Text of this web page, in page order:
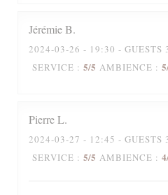
JérémieB
2024-03-26 - 19:30 - GUESTS
SERVICE : 5/5 AMBIENCE : 5
PierreL
2024-03-27 - 12:45 - GUESTS
SERVICE : 5/5 AMBIENCE : 4